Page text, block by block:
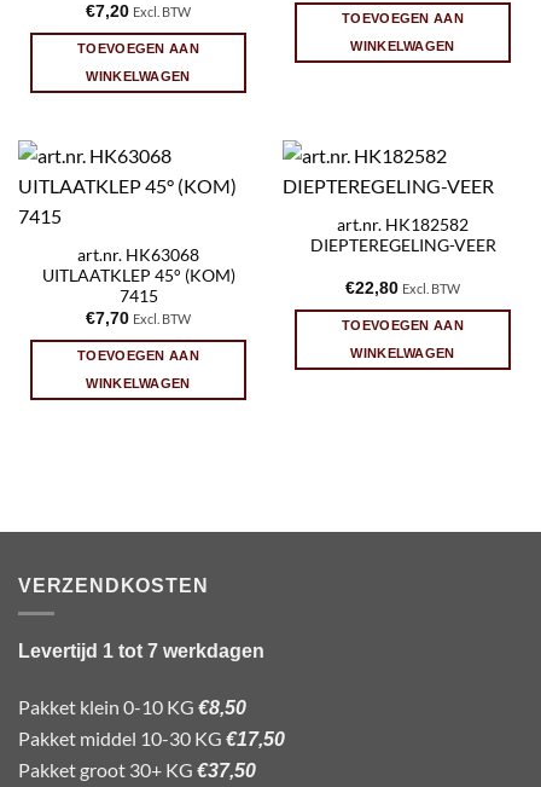
€7,20 Excl. BTW
TOEVOEGEN AAN
WINKELWAGEN
TOEVOEGEN AAN
WINKELWAGEN
art.nr. HK63068
UITLAATKLEP 45° (KOM)
7415
€7,70 Excl. BTW
TOEVOEGEN AAN
WINKELWAGEN
art.nr. HK182582
DIEPTEREGELING-VEER
€22,80 Excl. BTW
TOEVOEGEN AAN
WINKELWAGEN
VERZENDKOSTEN
Levertijd 1 tot 7 werkdagen
Pakket klein 0-10 KG €8,50
Pakket middel 10-30 KG €17,50
Pakket groot 30+ KG €37,50